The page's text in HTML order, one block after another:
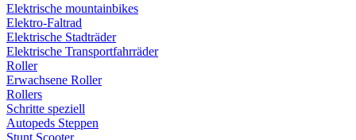
Elektrische mountainbikes
Elektro-Faltrad
Elektrische Stadträder
Elektrische Transportfahrräder
Roller
Erwachsene Roller
Rollers
Schritte speziell
Autopeds Steppen
Stunt Scooter